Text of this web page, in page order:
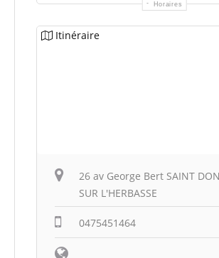
Horaires
Itinéraire
26 av George Bert SAINT
SUR L'HERBASSE
0475451464